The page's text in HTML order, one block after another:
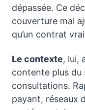
dépassée. Ce
couverture mal
qu’un contrat
Le contexte, lui,
contente plus du
consultations.
payant, réseaux